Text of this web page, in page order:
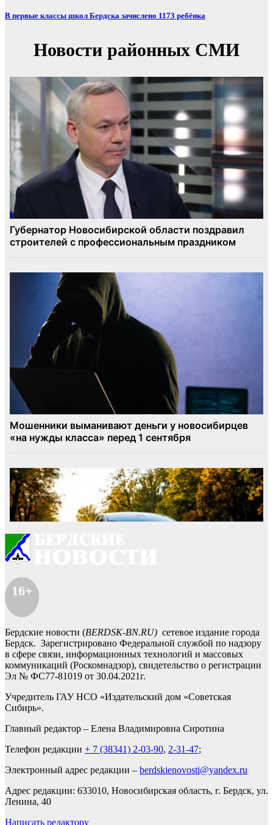
В первые классы школ Бердска зачислено 1173 ребёнка
16+
Бердские новости (BERDSK-BN.RU) сетевое издание города
Бердск. Зарегистрировано Федеральной службой по надзору
в сфере связи, информационных технологий и массовых
коммуникаций (Роскомнадзор), свидетельство о регистрации
Эл № ФС77-81019 от 30.04.2021г.
Учредитель ГАУ НСО «Издательский дом «Советская
Сибирь».
Главный редактор – Елена Владимировна Сиротина
Телефон редакции + 7 (38341) 2-03-90, 2-31-47;
Электронный адрес редакции – berdskienovosti@yandex.ru
Адрес редакции: 633010, Новосибирская область, г. Бердск, ул.
Ленина, 40
Написать редактору